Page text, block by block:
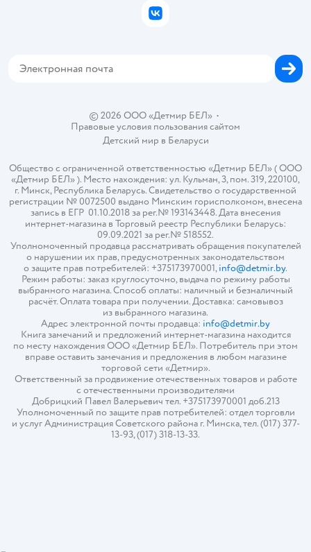
Политика использования файлов cookie
Бонусные карты
© 2026 ООО «Детмир БЕЛ»•
Правовые условия пользования сайтом
Детский мир в Беларуси
Общество с ограниченной ответственностью «Детмир БЕЛ» ( ООО
«Детмир БЕЛ» ). Место нахождения: ул. Кульман, 3, пом. 319, 220100,
г. Минск, Республика Беларусь. Свидетельство о государственной
регистрации № 0072500 выдано Минским горисполкомом, внесена
запись в ЕГР 01.10.2018 за рег.№ 193143448. Дата внесения
интернет-магазина в Торговый реестр Республики Беларусь:
09.09.2021 за рег.№ 518552.
Уполномоченный продавца рассматривать обращения покупателей
о нарушении их прав, предусмотренных законодательством
о защите прав потребителей: +375173970001,info@detmir.by.
Режим работы: заказ круглосуточно, выдача по режиму работы
выбранного магазина. Способ оплаты: наличный и безналичный
расчёт. Оплата товара при получении. Доставка: самовывоз
из выбранного магазина.
Адрес электронной почты продавца: info@detmir.by
Книга замечаний и предложений интернет-магазина находится
по месту нахождения ООО «Детмир БЕЛ». Потребитель при этом
вправе оставить замечания и предложения в любом магазине
торговой сети «Детмир».
Ответственный за продвижение отечественных товаров и работе
с отечественными производителями
Добрицкий Павел Валерьевич тел. +375173970001 доб.213
Уполномоченный по защите прав потребителей: отдел торговли
и услуг Администрация Советского района г. Минска, тел. (017) 377-
13-93, (017) 318-13-33.
ВКонтакте